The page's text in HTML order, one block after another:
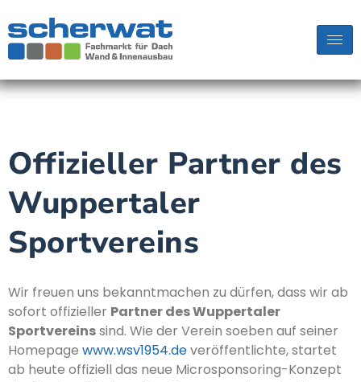
Offizieller Partner des
Wuppertaler
Sportvereins
Wir freuen uns bekanntmachen zu dürfen, dass wir ab
sofort offizieller Partner des Wuppertaler
Sportvereinssind. Wie der Verein soeben auf seiner
Homepage www.wsv1954.deveröffentlichte, startet
ab heute offiziell das neue Microsponsoring-Konzept